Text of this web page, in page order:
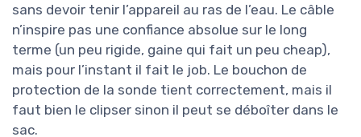
sans devoir tenir l’appareil au ras de l’eau. Le câble
n’inspire pas une confiance absolue sur le long
terme (un peu rigide, gaine qui fait un peu cheap),
mais pour l’instant il fait le job. Le bouchon de
protection de la sonde tient correctement, mais il
faut bien le clipser sinon il peut se déboîter dans le
sac.